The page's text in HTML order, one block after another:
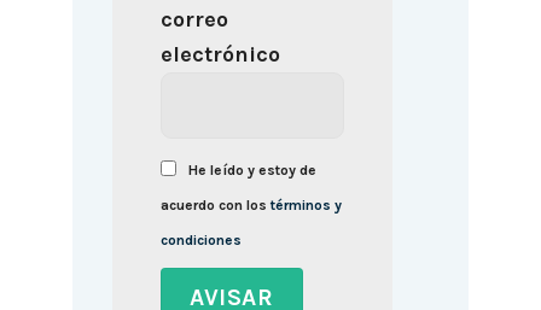
correo
electrónico
He leído y estoy de
acuerdo con lostérminos y
condiciones